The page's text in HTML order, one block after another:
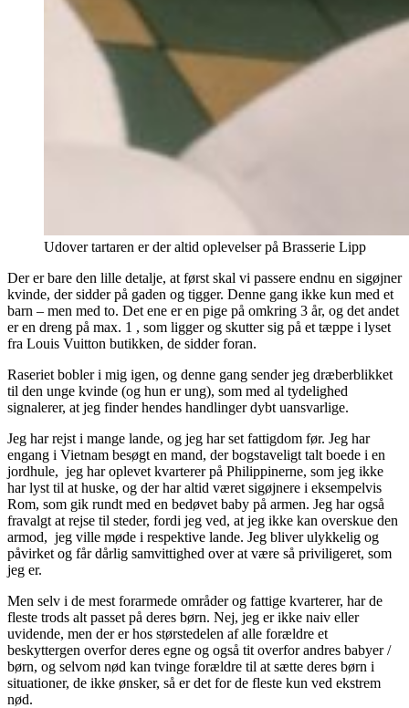
Udover tartaren er der altid oplevelser på Brasserie Lipp
Der er bare den lille detalje, at først skal vi passere endnu en sigøjner
kvinde, der sidder på gaden og tigger. Denne gang ikke kun med et
barn – men med to. Det ene er en pige på omkring 3 år, og det andet
er en dreng på max. 1 , som ligger og skutter sig på et tæppe i lyset
fra Louis Vuitton butikken, de sidder foran.
Raseriet bobler i mig igen, og denne gang sender jeg dræberblikket
til den unge kvinde (og hun er ung), som med al tydelighed
signalerer, at jeg finder hendes handlinger dybt uansvarlige.
Jeg har rejst i mange lande, og jeg har set fattigdom før. Jeg har
engang i Vietnam besøgt en mand, der bogstaveligt talt boede i en
jordhule, jeg har oplevet kvarterer på Philippinerne, som jeg ikke
har lyst til at huske, og der har altid været sigøjnere i eksempelvis
Rom, som gik rundt med en bedøvet baby på armen. Jeg har også
fravalgt at rejse til steder, fordi jeg ved, at jeg ikke kan overskue den
armod, jeg ville møde i respektive lande. Jeg bliver ulykkelig og
påvirket og får dårlig samvittighed over at være så priviligeret, som
jeg er.
Men selv i de mest forarmede områder og fattige kvarterer, har de
fleste trods alt passet på deres børn. Nej, jeg er ikke naiv eller
uvidende, men der er hos størstedelen af alle forældre et
beskyttergen overfor deres egne og også tit overfor andres babyer /
børn, og selvom nød kan tvinge forældre til at sætte deres børn i
situationer, de ikke ønsker, så er det for de fleste kun ved ekstrem
nød.